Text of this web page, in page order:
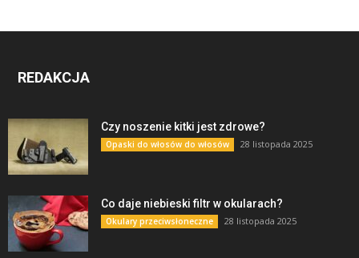
REDAKCJA
Czy noszenie kitki jest zdrowe?
Opaski do włosów do włosów 28 listopada 2025
Co daje niebieski filtr w okularach?
Okulary przeciwsłoneczne 28 listopada 2025